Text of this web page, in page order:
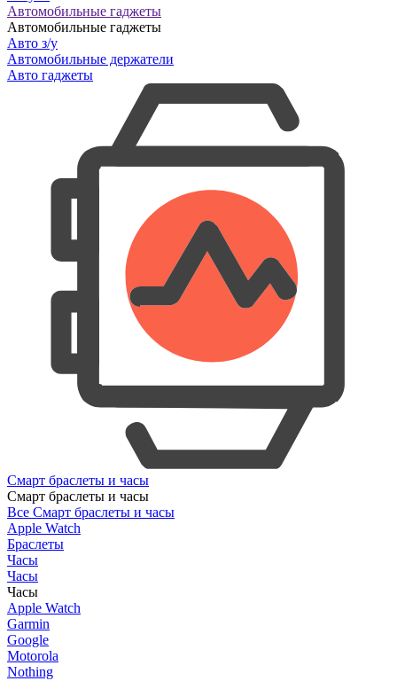
Автомобильные гаджеты
Автомобильные гаджеты
Авто з/у
Автомобильные держатели
Авто гаджеты
Смарт браслеты и часы
Смарт браслеты и часы
Все Смарт браслеты и часы
Apple Watch
Браслеты
Часы
Часы
Часы
Apple Watch
Garmin
Google
Motorola
Nothing